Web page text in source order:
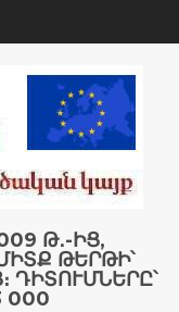
Թ․-ԻՑ,
ԹԵՐԹԻ՝
ԴԻՏՈՒՄՆԵՐԸ՝
000